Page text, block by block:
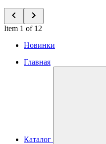
Item 1 of 12
Новинки
Главная
Каталог